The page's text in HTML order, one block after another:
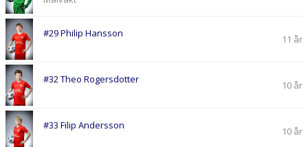
#29 Philip Hansson 11 år
#32 Theo Rogersdotter 10 år
#33 Filip Andersson 10 år